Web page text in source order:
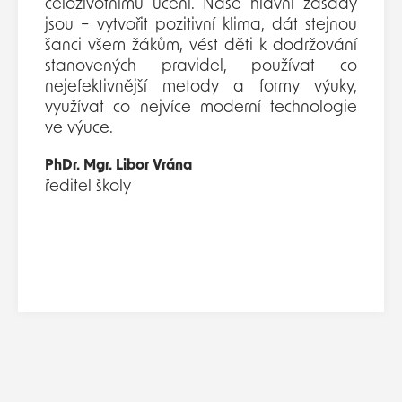
celoživotnímu učení. Naše hlavní zásady
jsou – vytvořit pozitivní klima, dát stejnou
šanci všem žákům, vést děti k dodržování
stanovených pravidel, používat co
nejefektivnější metody a formy výuky,
využívat co nejvíce moderní technologie
ve výuce.
PhDr. Mgr. Libor Vrána
ředitel školy